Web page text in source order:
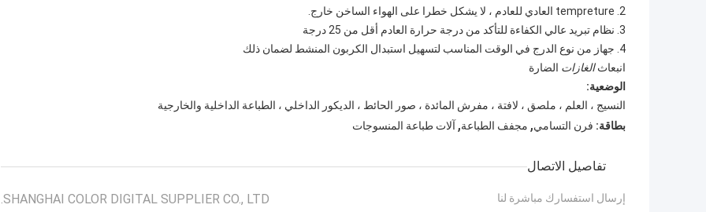
2. tempreture العادي للعادم ، لا يشكل خطرا على الهواء الساخن خارج.
3. نظام تبريد عالي الكفاءة للتأكد من درجة حرارة العادم أقل من 25 درجة
4. جهاز من نوع الدرج في الوقت المناسب لتسهيل استبدال الكربون المنشط لضمان ذلك
انبعاثالغازات الضارة
الوضعية:
النسيج ، العلم ، ملصق ، لافتة ، مفرش المائدة ، صور الحائط ، الديكور الداخلي ، الطباعة الداخلية والخارجية
بطاقة: فرن التسامي, مجفف الطباعة, آلات طباعة المنسوجات
تفاصيل الاتصال
SHANGHAI COLOR DIGITAL SUPPLIER CO., LTD. إرسال استفسارك مباشرة لنا